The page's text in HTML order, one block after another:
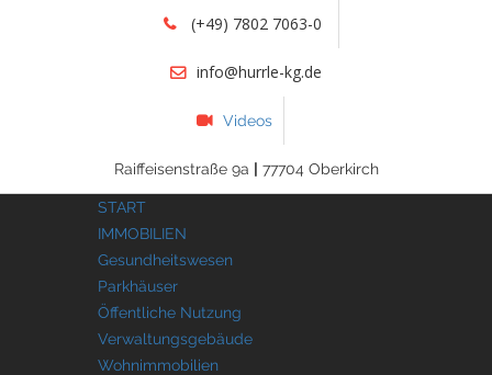
(+49) 7802 7063-0
info@hurrle-kg.de
Videos
Raiffeisenstraße 9a | 77704 Oberkirch
START
IMMOBILIEN
Gesundheitswesen
Parkhäuser
Öffentliche Nutzung
Verwaltungsgebäude
Wohnimmobilien